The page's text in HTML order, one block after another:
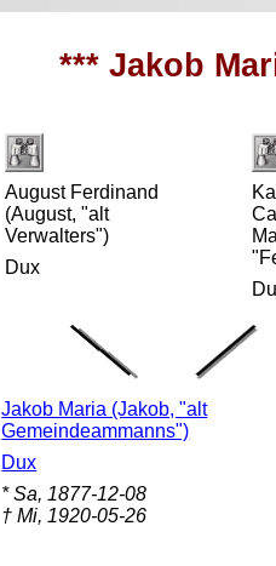
*** Jakob
August Ferdinand
(August, "alt
Verwalters")
Dux
Jakob Maria (Jakob, "alt
Gemeindeammanns")
Dux
* Sa, 1877-12-08
† Mi, 1920-05-26